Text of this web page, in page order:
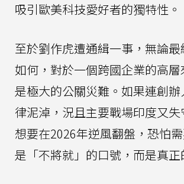
吸引歐美科技愛好者的獨特性。
至於劉作虎遭通緝一事，無論
如何，對於一個跨國企業的高
是極大的公關災難。如果連創
律泥淖，況且主要戰場印度又
想要在2026年逆風翻盤，恐怕
是「不將就」的口號，而是真正